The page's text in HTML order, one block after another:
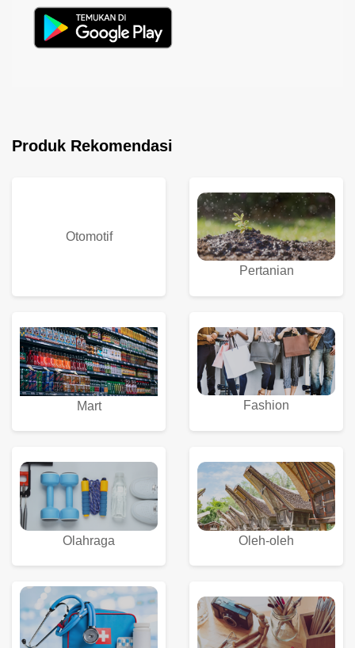
Produk Rekomendasi
Otomotif
Pertanian
Mart Fashion
Olahraga Oleh-oleh